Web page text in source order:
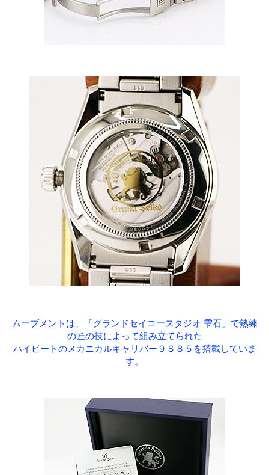
ムーブメントは、「グランドセイコースタジオ 雫石」で熟練
の匠の技によって組み立てられた
ハイビートのメカニカルキャリバー９Ｓ８５を搭載していま
す。